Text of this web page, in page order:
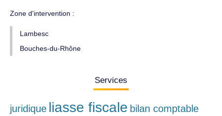
Zone d'intervention :
Lambesc
Bouches-du-Rhône
Services
juridique liasse fiscale bilan comptable